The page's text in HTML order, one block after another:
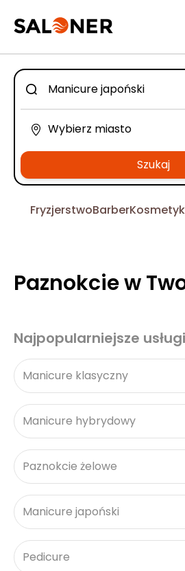
Szukaj
FryzjerstwoBarber
Paznokcie w
Najpopularniejsze usługi
Manicure klasyczny
Manicure hybrydowy
Paznokcie żelowe
Manicure japoński
Pedicure